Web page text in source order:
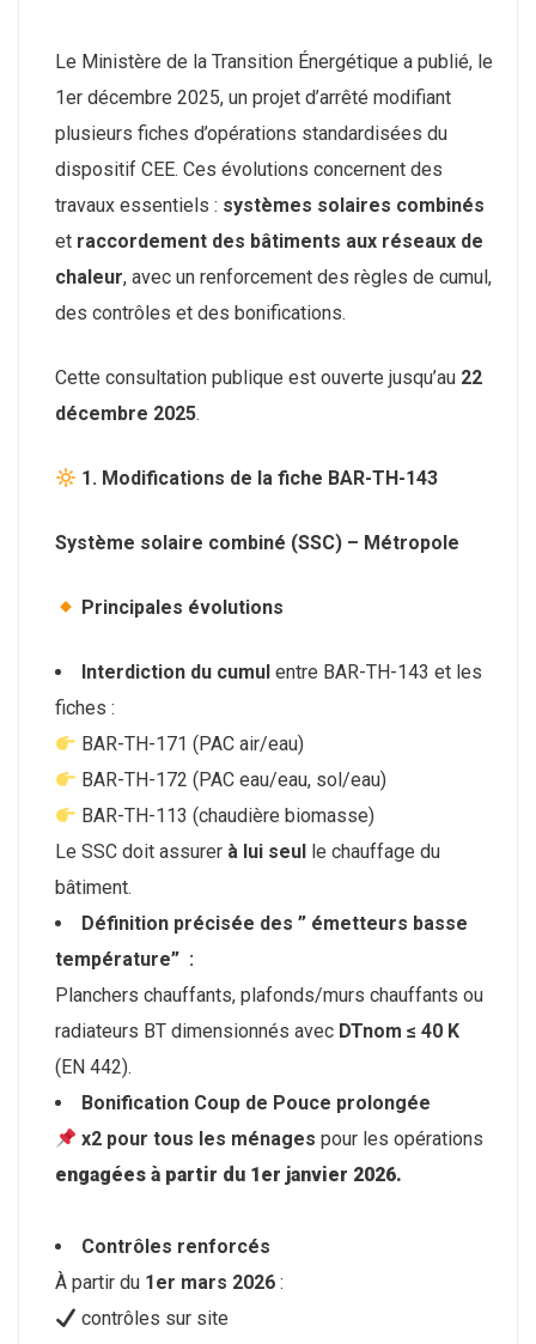
Le Ministère de la Transition Énergétique a publié, le
1er décembre 2025, un projet d’arrêté modifiant
plusieurs fiches d’opérations standardisées du
dispositif CEE. Ces évolutions concernent des
travaux essentiels : systèmes solaires combinés
et raccordement des bâtiments aux réseaux de
chaleur, avec un renforcement des règles de cumul,
des contrôles et des bonifications.
Cette consultation publique est ouverte jusqu’au 22
décembre 2025.
1. Modifications de la fiche BAR-TH-143
Système solaire combiné (SSC) – Métropole
Principales évolutions
Interdiction du cumul entre BAR-TH-143 et les
fiches :
BAR-TH-171 (PAC air/eau)
BAR-TH-172 (PAC eau/eau, sol/eau)
BAR-TH-113 (chaudière biomasse)
Le SSC doit assurer à lui seul
le chauffage du
bâtiment.
Définition précisée des ” émetteurs basse
température” :
Planchers chauffants, plafonds/murs chauffants ou
radiateurs BT dimensionnés avec DTnom ≤ 40 K
(EN 442).
Bonification Coup de Pouce prolongée
x2 pour tous les ménages pour les opérations
engagées à partir du 1er janvier 2026.
Contrôles renforcés
À partir du 1er mars 2026 :
contrôles sur site